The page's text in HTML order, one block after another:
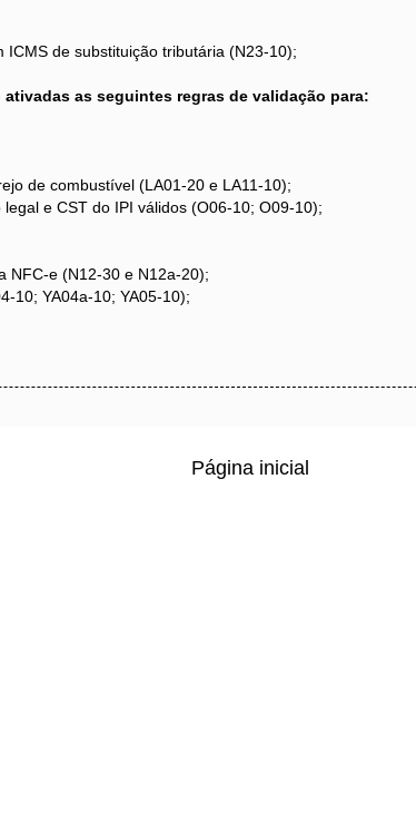
ICMS de substituição tributária (N23-10);
ativadas as seguintes regras de validação para:
de combustível (LA01-20 e LA11-10);
e CST do IPI válidos (O06-10; O09-10);
NFC-e (N12-30 e N12a-20);
10; YA04a-10; YA05-10);
Página inicial